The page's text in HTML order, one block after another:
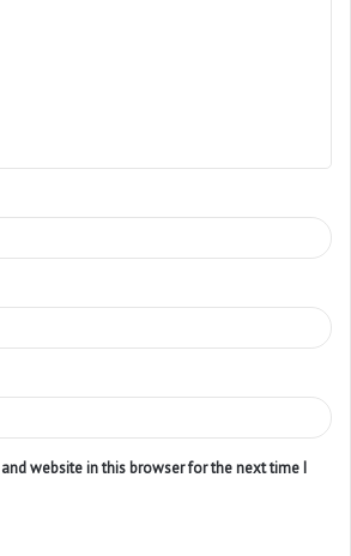
website in this browser for the next time I